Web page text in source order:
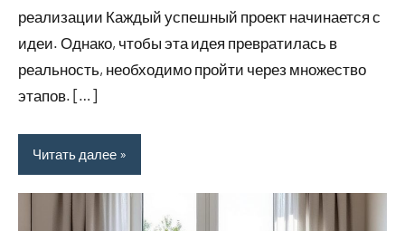
реализации Каждый успешный проект начинается с
идеи. Однако, чтобы эта идея превратилась в
реальность, необходимо пройти через множество
этапов. […]
Читать далее